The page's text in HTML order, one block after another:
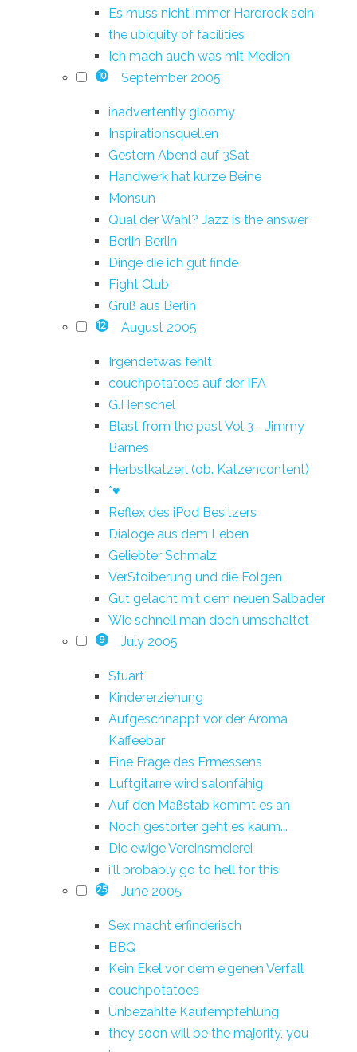
Es muss nicht immer Hardrock sein
the ubiquity of facilities
Ich mach auch was mit Medien
10 September 2005
inadvertently gloomy
Inspirationsquellen
Gestern Abend auf 3Sat
Handwerk hat kurze Beine
Monsun
Qual der Wahl? Jazz is the answer
Berlin Berlin
Dinge die ich gut finde
Fight Club
Gruß aus Berlin
12 August 2005
Irgendetwas fehlt
couchpotatoes auf der IFA
G.Henschel
Blast from the past Vol.3 - Jimmy
Barnes
Herbstkatzerl (ob. Katzencontent)
*♥
Reflex des iPod Besitzers
Dialoge aus dem Leben
Geliebter Schmalz
VerStoiberung und die Folgen
Gut gelacht mit dem neuen Salbader
Wie schnell man doch umschaltet
9 July 2005
Stuart
Kindererziehung
Aufgeschnappt vor der Aroma
Kaffeebar
Eine Frage des Ermessens
Luftgitarre wird salonfähig
Auf den Maßstab kommt es an
Noch gestörter geht es kaum...
Die ewige Vereinsmeierei
i'll probably go to hell for this
25 June 2005
Sex macht erfinderisch
BBQ
Kein Ekel vor dem eigenen Verfall
couchpotatoes
Unbezahlte Kaufempfehlung
they soon will be the majority, you